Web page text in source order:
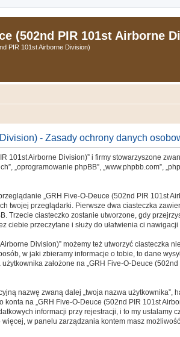
(502nd PIR 101st Airborne
PIR 101st Airborne Division)
- Zasady ochrony danych
Airborne Division)” i firmy stowarzyszone
„oprogramowanie phpBB”, „www.phpbb.com”,
„GRH Five-O-Deuce (502nd PIR 101st
twojej przeglądarki. Pierwsze dwa ciasteczka
Trzecie ciasteczko zostanie utworzone, gdy
ciebie przeczytane i służy do ułatwienia ci
Division)” możemy też utworzyć
w jaki zbieramy informacje o tobie, to dane
założone na „GRH Five-O-Deuce
nazwę zwaną dalej „twoja nazwa użytkownika”,
na „GRH Five-O-Deuce (502nd PIR 101st
informacji przy rejestracji, i to my
w panelu zarządzania kontem masz